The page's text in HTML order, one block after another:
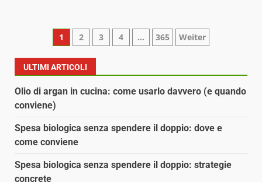
Paginazione
degli
articoli
1 2 3 4 … 365 Weiter
ULTIMI ARTICOLI
Olio di argan in cucina: come usarlo davvero (e quando
conviene)
Spesa biologica senza spendere il doppio: dove e
come conviene
Spesa biologica senza spendere il doppio: strategie
concrete